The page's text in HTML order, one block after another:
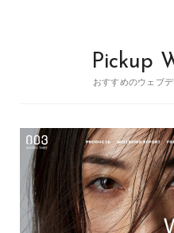
Pickup
おすすめのウェブ